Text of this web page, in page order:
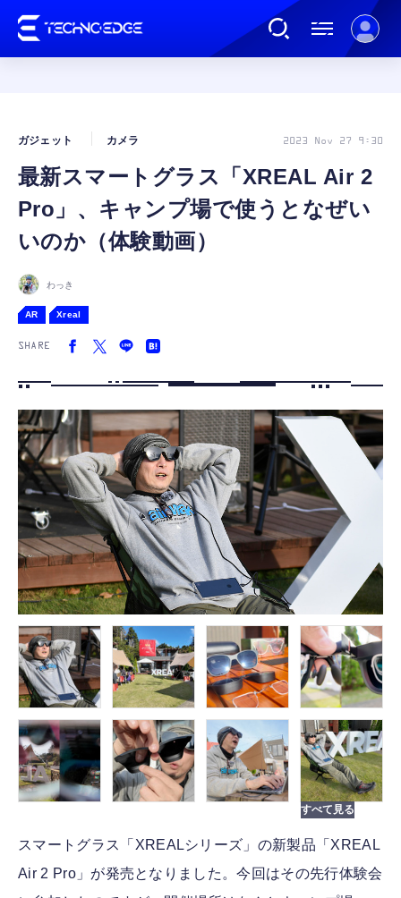
AI
ガジェット
カルチャー
FOLLOW US
最新スマートグラス「XREAL Air 2
Pro」、キャンプ場で使うとなぜい
いのか（体験動画）
ガジェット カメラ 2023 Nov 27 9:30
わっき
AR Xreal
SHARE
スマートグラス「XREALシリーズ」の新製品「XREAL
Air 2 Pro」が発売となりました。今回はその先行体験会